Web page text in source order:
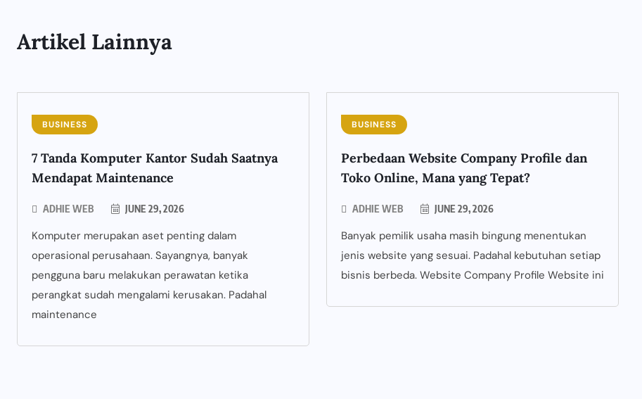
Artikel Lainnya
BUSINESS
7 Tanda Komputer Kantor Sudah Saatnya
Mendapat Maintenance
ADHIE WEB JUNE 29, 2026
Komputer merupakan aset penting dalam
operasional perusahaan. Sayangnya, banyak
pengguna baru melakukan perawatan ketika
perangkat sudah mengalami kerusakan. Padahal
maintenance
BUSINESS
Perbedaan Website Company Profile dan
Toko Online, Mana yang Tepat?
ADHIE WEB JUNE 29, 2026
Banyak pemilik usaha masih bingung menentukan
jenis website yang sesuai. Padahal kebutuhan setiap
bisnis berbeda. Website Company Profile Website ini